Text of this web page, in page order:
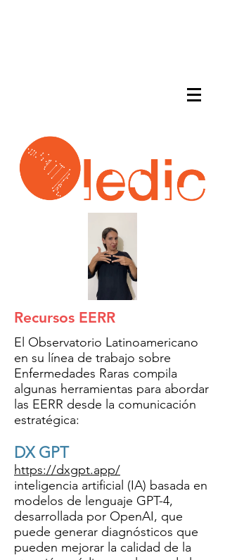
Recursos EERR
El Observatorio Latinoamericano
en su línea de trabajo sobre
Enfermedades Raras compila
algunas herramientas para abordar
las EERR desde la comunicación
estratégica:​​
DX GPT
https://dxgpt.app/
inteligencia artificial (IA) basada en
modelos de lenguaje GPT-4,
desarrollada por OpenAI, que
puede generar diagnósticos que
pueden mejorar la calidad de la